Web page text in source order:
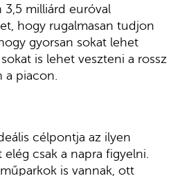
milliárd euróval
hogy rugalmasan tudjon
gyorsan sokat lehet
is lehet veszteni a rossz
a piacon.
célpontja az ilyen
csak a napra figyelni.
is vannak, ott